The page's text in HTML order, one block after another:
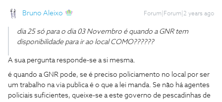
Bruno Aleixo Forum|Forum|2 years ago
dia 25 só para o dia 03 Novembro é quando a GNR tem
disponibilidade para ir ao local COMO??????
A sua pergunta responde-se a si mesma.
é quando a GNR pode, se é preciso policiamento no local por ser
um trabalho na via publica é o que a lei manda. Se não há agentes
policiais suficientes, queixe-se a este governo de pescadinhas de